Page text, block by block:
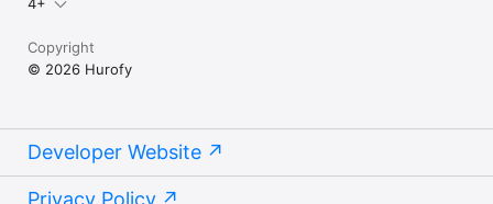
Copyright
© 2026 Hurofy
Developer Website
Privacy Policy